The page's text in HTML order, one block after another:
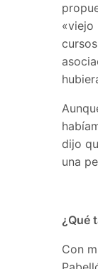
«viejo
dijo
una
¿Qué
Con